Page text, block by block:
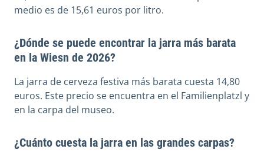
medio es de 15,61 euros por litro.
¿Dónde se puede encontrar la jarra más barata
en la Wiesn de 2026?
La jarra de cerveza festiva más barata cuesta 14,80
euros. Este precio se encuentra en el Familienplatzl y
en la carpa del museo.
¿Cuánto cuesta la jarra en las grandes carpas?